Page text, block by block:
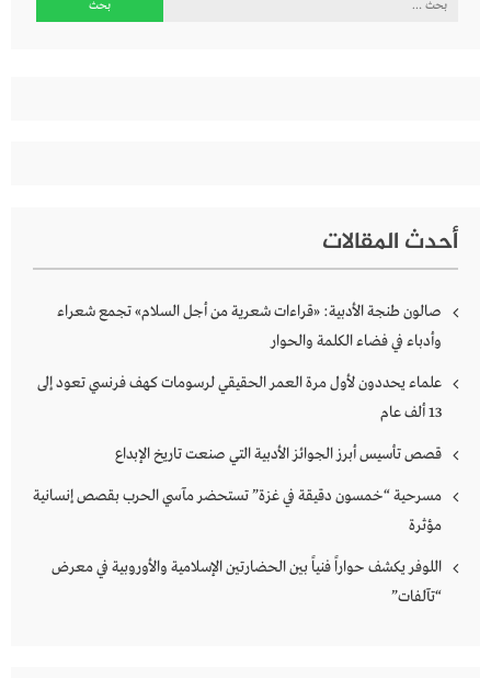
أحدث المقالات
صالون طنجة الأدبية: «قراءات شعرية من أجل السلام» تجمع شعراء
وأدباء في فضاء الكلمة والحوار
علماء يحددون لأول مرة العمر الحقيقي لرسومات كهف فرنسي تعود إلى
13 ألف عام
قصص تأسيس أبرز الجوائز الأدبية التي صنعت تاريخ الإبداع
مسرحية “خمسون دقيقة في غزة” تستحضر مآسي الحرب بقصص إنسانية
مؤثرة
اللوفر يكشف حواراً فنياً بين الحضارتين الإسلامية والأوروبية في معرض
“تآلفات”